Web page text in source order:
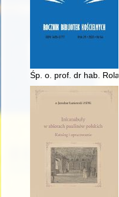
Śp. o. prof. dr hab.